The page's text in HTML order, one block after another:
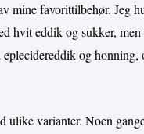
mine favorittilbehør. Jeg
hvit eddik og sukker,
og
ulike varianter. Noen